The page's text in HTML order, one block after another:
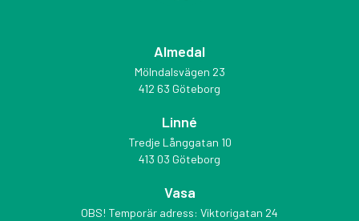
Almedal
Mölndalsvägen 23
412 63 Göteborg
Linné
Tredje Långgatan 10
413 03 Göteborg
Vasa
OBS! Temporär adress: Viktorigatan 24